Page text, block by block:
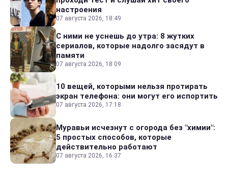
настроения
07 августа 2026, 18:49
С ними не уснешь до утра: 8 жутких
сериалов, которые надолго засядут в
памяти
07 августа 2026, 18:09
10 вещей, которыми нельзя протирать
экран телефона: они могут его испортить
07 августа 2026, 17:18
Муравьи исчезнут с огорода без "химии":
5 простых способов, которые
действительно работают
07 августа 2026, 16:37